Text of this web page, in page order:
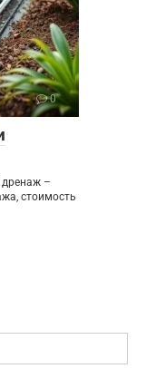
0
дренаж –
стоимость